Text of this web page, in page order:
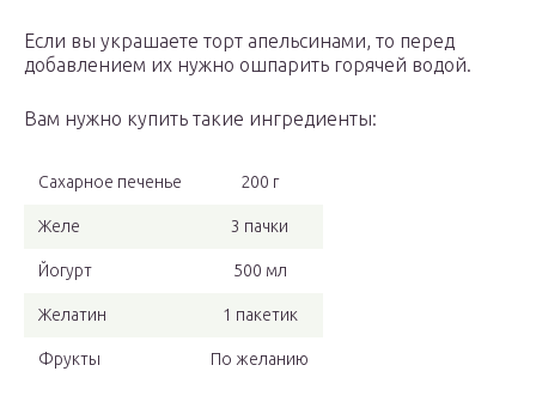
Если вы украшаете торт апельсинами, то перед
добавлением их нужно ошпарить горячей водой.
Вам нужно купить такие ингредиенты:
Сахарное печенье 200 г
Желе 3 пачки
Йогурт 500 мл
Желатин 1 пакетик
Фрукты По желанию